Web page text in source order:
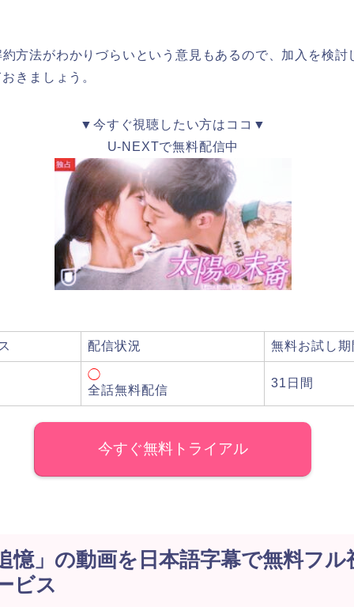
方法がわかりづらいという意見もあるので、加入を検討
きましょう。
▼今すぐ視聴したい方はココ▼
U-NEXTで無料配信中
配信状況 無料お試し期
◯
全話無料配信
31日間
今すぐ無料トライアル
憶」の動画を日本語字幕で無料フル
ビス